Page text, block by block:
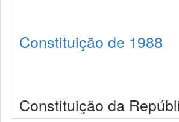
Constituição de 1988
Constituição da